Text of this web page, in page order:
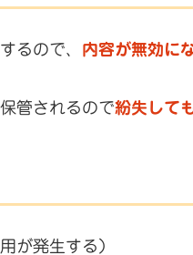
るので、 内容が無効に
管されるので紛失して
が発生する）